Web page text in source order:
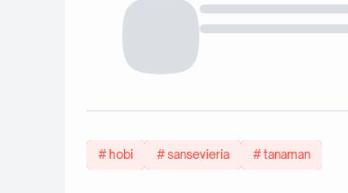
hobi sansevieria tanaman